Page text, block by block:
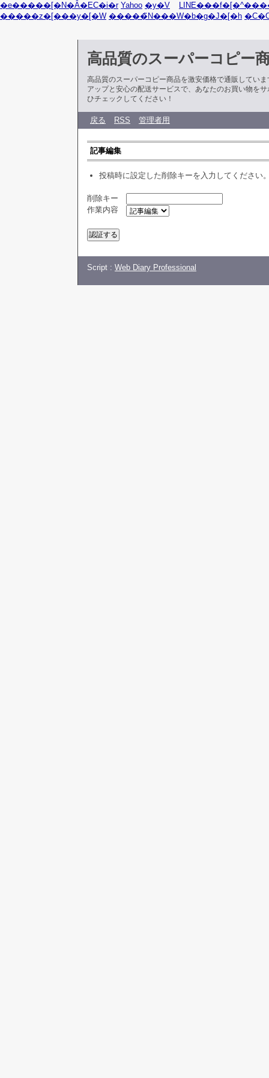
�e�����[�N�Ȃ�EC�i�r Yahoo �y�V
�����z�[���y�[�W �����̃N���W�b�g�J�[�h
高品質のスーパーコピー
高品質のスーパーコピー商品を激安価格で通販してい
アップと安心の配送サービスで、あなたのお買い物を
ひチェックしてください！
戻る RSS 管理者用
記事編集
投稿時に設定した削除キーを入力してください
削除キー
作業内容
Script : Web Diary Professional